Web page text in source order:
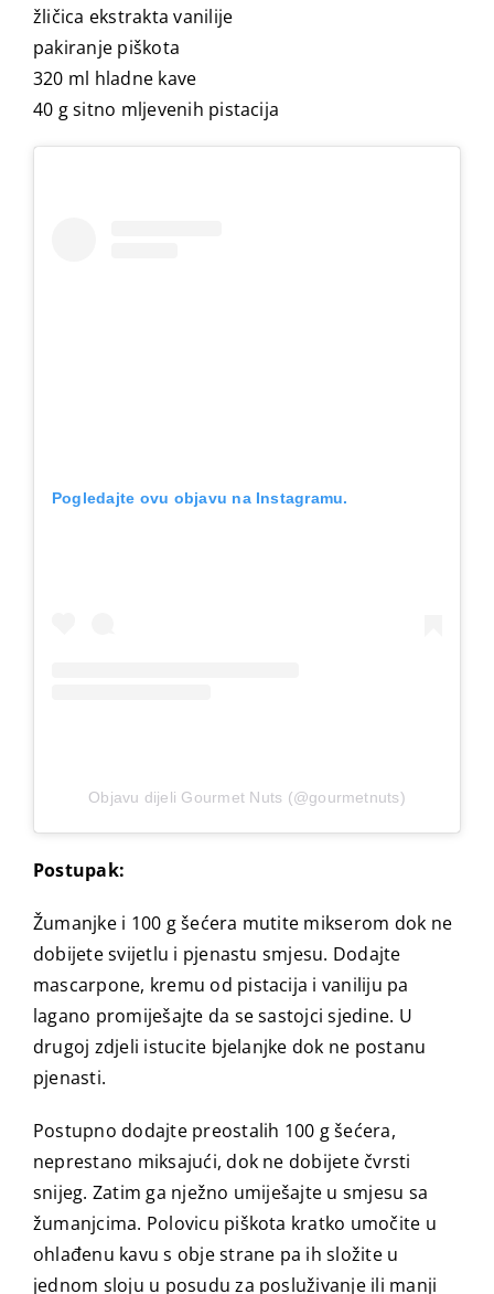
žličica ekstrakta vanilije
pakiranje piškota
320 ml hladne kave
40 g sitno mljevenih pistacija
Pogledajte ovu objavu na Instagramu.
Objavu dijeli Gourmet Nuts (@gourmetnuts)
Postupak:
Žumanjke i 100 g šećera mutite mikserom dok ne
dobijete svijetlu i pjenastu smjesu. Dodajte
mascarpone, kremu od pistacija i vaniliju pa
lagano promiješajte da se sastojci sjedine. U
drugoj zdjeli istucite bjelanjke dok ne postanu
pjenasti.
Postupno dodajte preostalih 100 g šećera,
neprestano miksajući, dok ne dobijete čvrsti
snijeg. Zatim ga nježno umiješajte u smjesu sa
žumanjcima. Polovicu piškota kratko umočite u
ohlađenu kavu s obje strane pa ih složite u
jednom sloju u posudu za posluživanje ili manji